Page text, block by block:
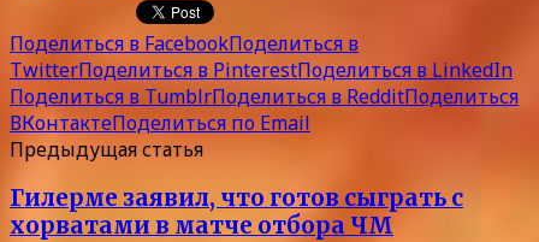
Поделиться в FacebookПоделиться в
TwitterПоделиться в PinterestПоделиться в LinkedIn
Поделиться в TumblrПоделиться в RedditПоделиться
ВКонтактеПоделиться по Email
Предыдущая статья
Гилерме заявил, что готов сыграть с
хорватами в матче отбора ЧМ